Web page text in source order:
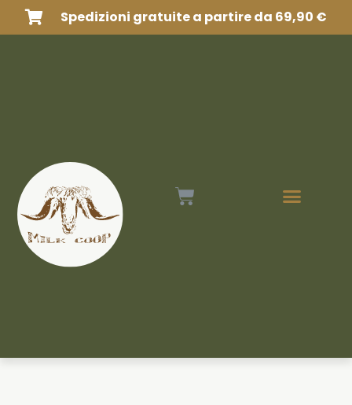
Spedizioni gratuite a partire da 69,90 €